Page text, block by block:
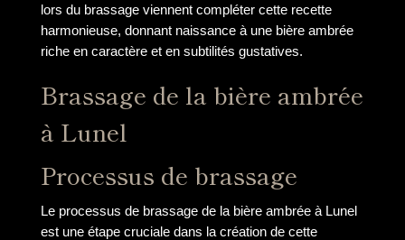
lors du brassage viennent compléter cette recette
harmonieuse, donnant naissance à une bière ambrée
riche en caractère et en subtilités gustatives.
Brassage de la bière ambrée
à Lunel
Processus de brassage
Le processus de brassage de la bière ambrée à Lunel
est une étape cruciale dans la création de cette